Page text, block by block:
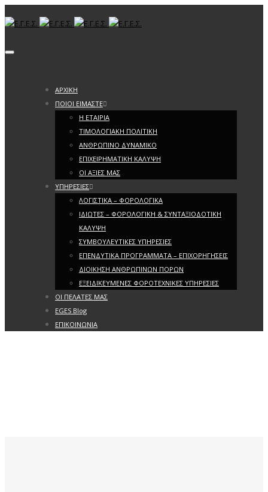
Toggle navigation
ΑΡΧΙΚΗ
ΠΟΙΟΙ ΕΙΜΑΣΤΕ
Η ΕΤΑΙΡΙΑ
ΤΙΜΟΛΟΓΙΑΚΗ ΠΟΛΙΤΙΚΗ
ΑΝΘΡΩΠΙΝΟ ΔΥΝΑΜΙΚΟ
ΕΠΙΧΕΙΡΗΜΑΤΙΚΗ ΚΑΛΥΨΗ
ΟΙ ΑΞΙΕΣ ΜΑΣ
ΥΠΗΡΕΣΙΕΣ
ΛΟΓΙΣΤΙΚΑ – ΦΟΡΟΛΟΓΙΚΑ
ΙΔΙΩΤΕΣ – ΦΟΡΟΛΟΓΙΚΗ & ΣΥΝΤΑΞΙΟΔΟΤΙΚΗ
ΚΑΛΥΨΗ
ΣΥΜΒΟΥΛΕΥΤΙΚΕΣ ΥΠΗΡΕΣΙΕΣ
ΕΠΕΝΔΥΤΙΚΑ ΠΡΟΓΡΑΜΜΑΤΑ – ΕΠΙΧΟΡΗΓΗΣΕΙΣ
ΔΙΟΙΚΗΣΗ ΑΝΘΡΩΠΙΝΩΝ ΠΟΡΩΝ
ΕΞΕΙΔΙΚΕΥΜΕΝΕΣ ΦΟΡΟΤΕΧΝΙΚΕΣ ΥΠΗΡΕΣΙΕΣ
ΟΙ ΠΕΛΑΤΕΣ ΜΑΣ
EGES Blog
ΕΠΙΚΟΙΝΩΝΙΑ